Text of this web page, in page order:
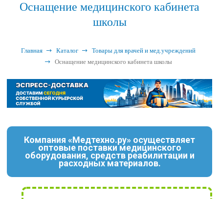
Оснащение медицинского кабинета
школы
Главная Каталог
Товары для врачей и мед.учреждений
Оснащение медицинского кабинета школы
Компания «Медтехно.ру» осуществляет
оптовые поставки медицинского
оборудования, средств реабилитации и
расходных материалов.